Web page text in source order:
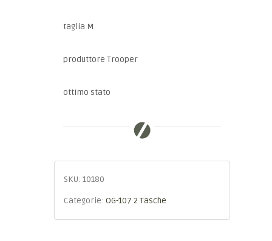
taglia M
produttore Trooper
ottimo stato
SKU: 10180
Categorie: OG-107 2 Tasche